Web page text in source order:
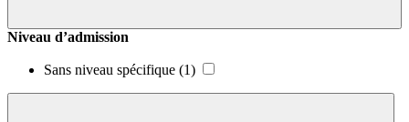
Niveau d’admission
Sans niveau spécifique (1)